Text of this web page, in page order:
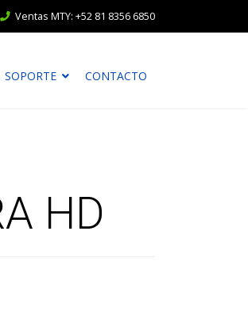
Ventas MTY: +52 81 8356 6850
SOPORTE CONTACTO
HD